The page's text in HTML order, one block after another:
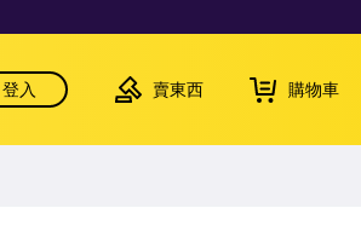
登入 賣東西 購物車